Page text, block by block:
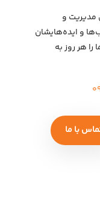
مدیریت و
و ایده‌هایشان
هر روز به
با ما